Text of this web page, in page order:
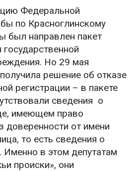
Федеральной
по Красноглинскому
был направлен пакет
Но 29 мая
решение об отказе
регистрации – в пакете
сведения о
имеющем право
доверенности от имени
то есть сведения о
в этом депутатам
происки», они